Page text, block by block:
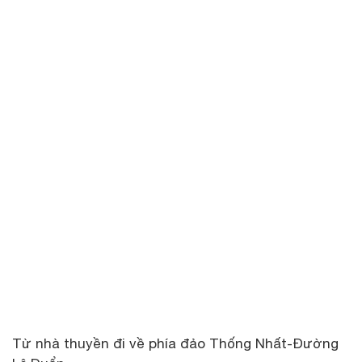
Từ nhà thuyền đi về phía đảo Thống Nhất-Đường